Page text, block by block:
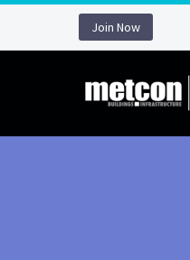
Join Now